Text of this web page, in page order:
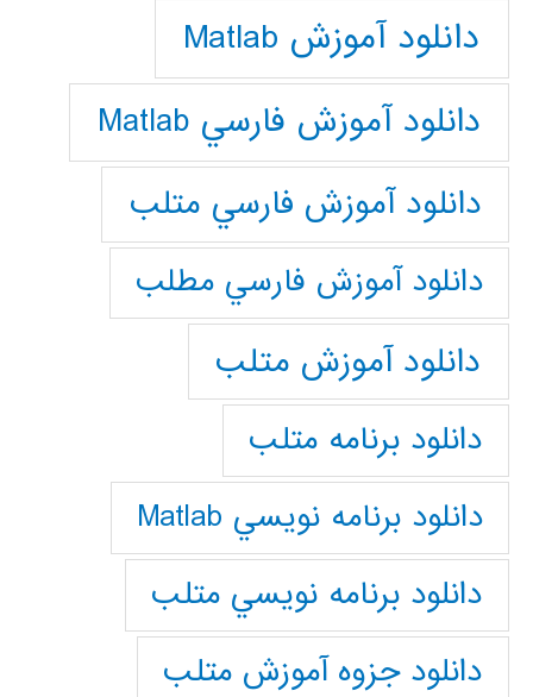
دانلود آموزش Matlab
دانلود آموزش فارسي Matlab
دانلود آموزش فارسي متلب
دانلود آموزش فارسي مطلب
دانلود آموزش متلب
دانلود برنامه متلب
دانلود برنامه نويسي Matlab
دانلود برنامه نويسي متلب
دانلود جزوه آموزش متلب